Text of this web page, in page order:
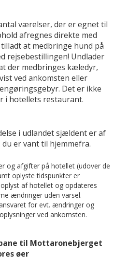
værelser, der er egnet til
afregnes direkte med
at medbringe hund på
rejsebestillingen! Undlader
der medbringes kæledyr,
ved ankomsten eller
Det er ikke
i hotellets restaurant.
i udlandet sjældent er af
er vant til hjemmefra.
og afgifter på hotellet (udover de
oplyste tidspunkter er
af hotellet og opdateres
ændringer uden varsel.
for evt. ændringer og
ved ankomsten.
til Mottaronebjerget
øer